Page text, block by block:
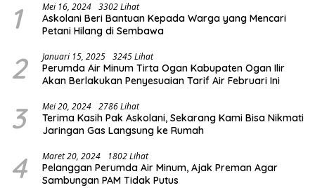
1 Mei 16, 2024 3302 Lihat
Askolani Beri Bantuan Kepada Warga yang Mencari
Petani Hilang di Sembawa
2 Januari 15, 2025 3245 Lihat
Perumda Air Minum Tirta Ogan Kabupaten Ogan Ilir
Akan Berlakukan Penyesuaian Tarif Air Februari Ini
3 Mei 20, 2024 2786 Lihat
Terima Kasih Pak Askolani, Sekarang Kami Bisa Nikmati
Jaringan Gas Langsung ke Rumah
4 Maret 20, 2024 1802 Lihat
Pelanggan Perumda Air Minum, Ajak Preman Agar
Sambungan PAM Tidak Putus